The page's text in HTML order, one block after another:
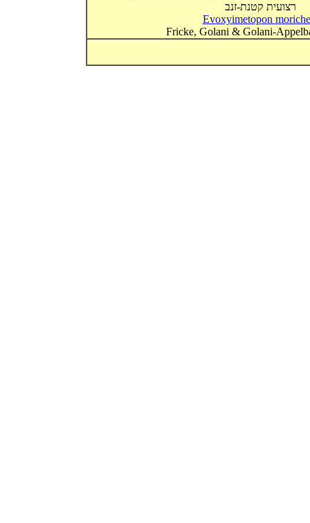
רצועית קטנת-זנב
Evoxyimetopon
Fricke, Golani & Golani-